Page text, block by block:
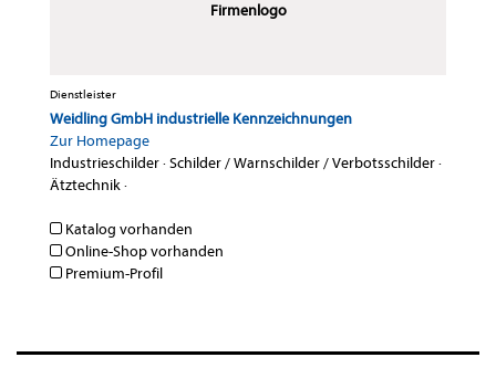
Firmenlogo
Dienstleister
Weidling GmbH industrielle Kennzeichnungen
Zur Homepage
Industrieschilder·Schilder / Warnschilder / Verbotsschilder·
Ätztechnik·
Katalog vorhanden
Online-Shop vorhanden
Premium-Profil